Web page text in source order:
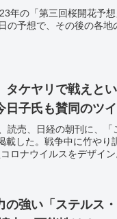
年の「第三回桜開花予
の予想で、その後の各地
タケヤリで戦えと
子氏も賛同のツ
読売、日経の朝刊に、
した。戦争中に竹やり
ロナウイルスをデザイン
強い「ステルス